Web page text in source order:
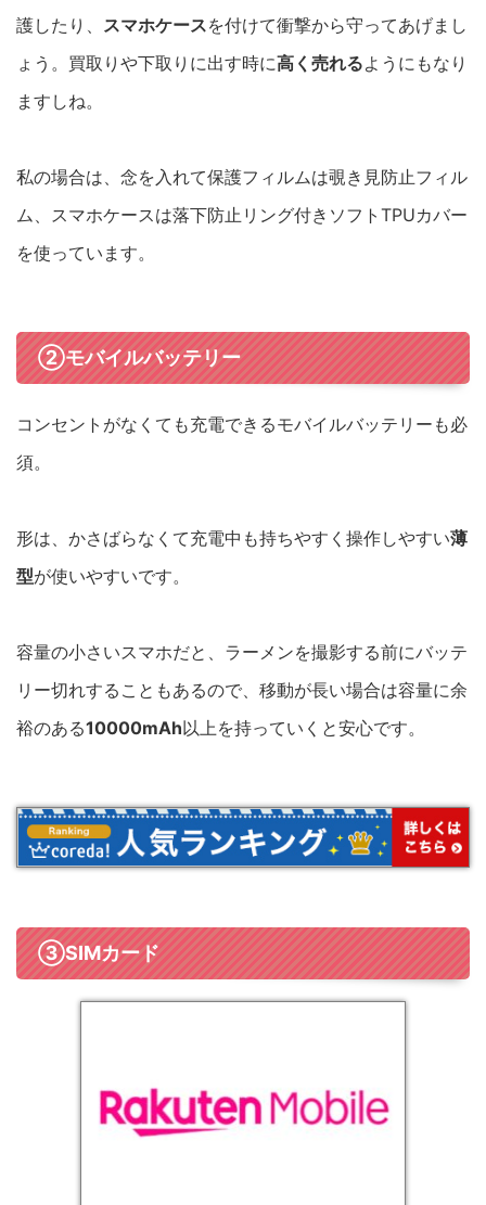
護したり、 スマホケースを付けて衝撃から守ってあげまし
ょう。買取りや下取りに出す時に高く売れるようにもなり
ますしね。
私の場合は、念を入れて保護フィルムは覗き見防止フィル
ム、スマホケースは落下防止リング付きソフトTPUカバー
を使っています。
②モバイルバッテリー
コンセントがなくても充電できるモバイルバッテリーも必
須。
形は、かさばらなくて充電中も持ちやすく操作しやすい薄
型が使いやすいです。
容量の小さいスマホだと、ラーメンを撮影する前にバッテ
リー切れすることもあるので、移動が長い場合は容量に余
裕のある10000mAh以上を持っていくと安心です。
③SIMカード